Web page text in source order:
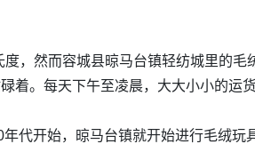
，然而容城县晾马台镇轻纺城里的
着。每天下午至凌晨，大大小小的运
代开始，晾马台镇就开始进行毛绒玩